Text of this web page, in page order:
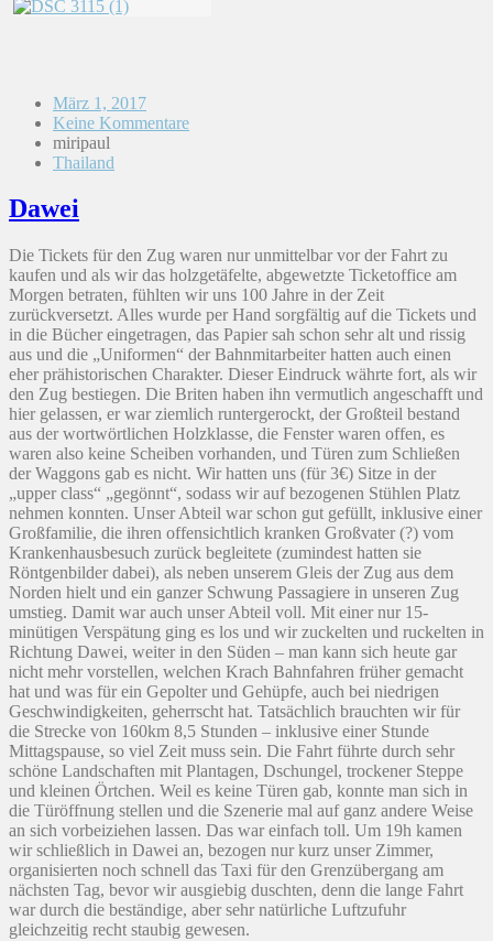
März 1, 2017
Keine Kommentare
miripaul
Thailand
Dawei
Die Tickets für den Zug waren nur unmittelbar vor der Fahrt zu
kaufen und als wir das holzgetäfelte, abgewetzte Ticketoffice am
Morgen betraten, fühlten wir uns 100 Jahre in der Zeit
zurückversetzt. Alles wurde per Hand sorgfältig auf die Tickets und
in die Bücher eingetragen, das Papier sah schon sehr alt und rissig
aus und die „Uniformen“ der Bahnmitarbeiter hatten auch einen
eher prähistorischen Charakter. Dieser Eindruck währte fort, als wir
den Zug bestiegen. Die Briten haben ihn vermutlich angeschafft und
hier gelassen, er war ziemlich runtergerockt, der Großteil bestand
aus der wortwörtlichen Holzklasse, die Fenster waren offen, es
waren also keine Scheiben vorhanden, und Türen zum Schließen
der Waggons gab es nicht. Wir hatten uns (für 3€) Sitze in der
„upper class“ „gegönnt“, sodass wir auf bezogenen Stühlen Platz
nehmen konnten. Unser Abteil war schon gut gefüllt, inklusive einer
Großfamilie, die ihren offensichtlich kranken Großvater (?) vom
Krankenhausbesuch zurück begleitete (zumindest hatten sie
Röntgenbilder dabei), als neben unserem Gleis der Zug aus dem
Norden hielt und ein ganzer Schwung Passagiere in unseren Zug
umstieg. Damit war auch unser Abteil voll. Mit einer nur 15-
minütigen Verspätung ging es los und wir zuckelten und ruckelten in
Richtung Dawei, weiter in den Süden – man kann sich heute gar
nicht mehr vorstellen, welchen Krach Bahnfahren früher gemacht
hat und was für ein Gepolter und Gehüpfe, auch bei niedrigen
Geschwindigkeiten, geherrscht hat. Tatsächlich brauchten wir für
die Strecke von 160km 8,5 Stunden – inklusive einer Stunde
Mittagspause, so viel Zeit muss sein. Die Fahrt führte durch sehr
schöne Landschaften mit Plantagen, Dschungel, trockener Steppe
und kleinen Örtchen. Weil es keine Türen gab, konnte man sich in
die Türöffnung stellen und die Szenerie mal auf ganz andere Weise
an sich vorbeiziehen lassen. Das war einfach toll. Um 19h kamen
wir schließlich in Dawei an, bezogen nur kurz unser Zimmer,
organisierten noch schnell das Taxi für den Grenzübergang am
nächsten Tag, bevor wir ausgiebig duschten, denn die lange Fahrt
war durch die beständige, aber sehr natürliche Luftzufuhr
gleichzeitig recht staubig gewesen.